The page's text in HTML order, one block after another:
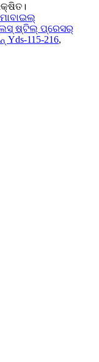
ଷ୍ଟିଲ୍ ପ୍ରେସର୍
Yds-115-216,